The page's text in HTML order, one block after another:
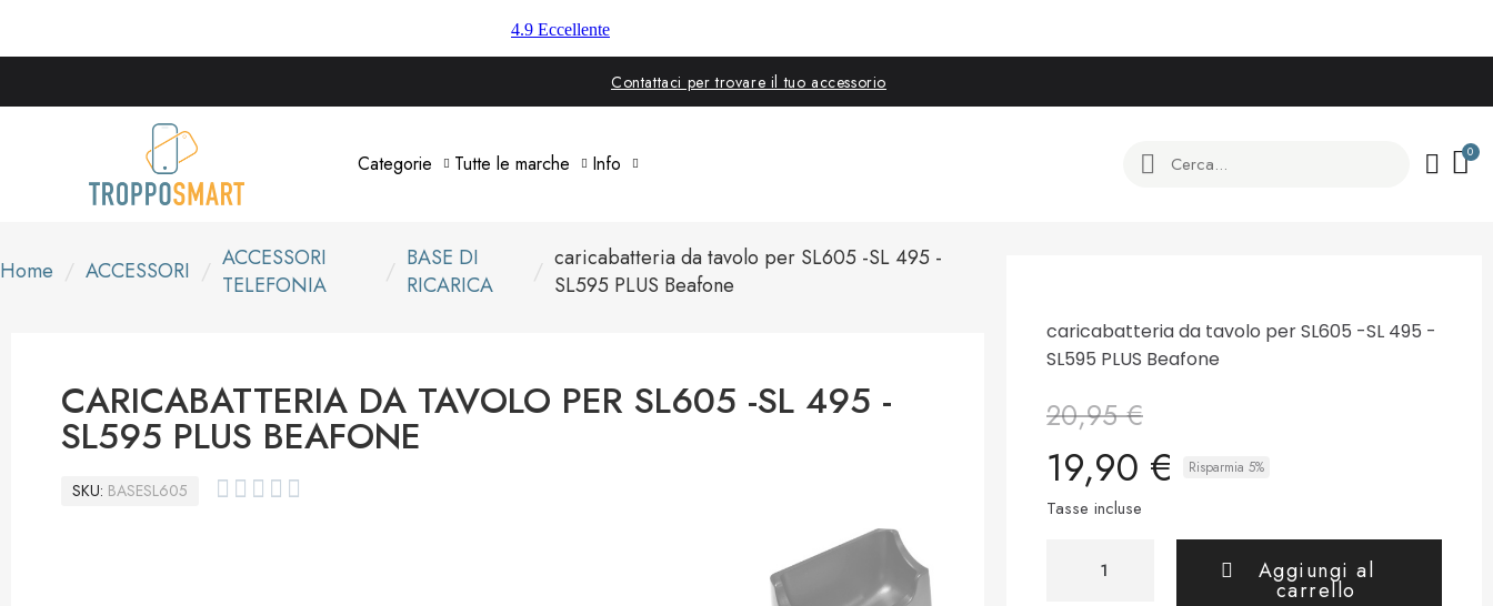
Contattaci per trovare il tuo accessorio
Categorie Tutte le marche Info
Home ACCESSORI
ACCESSORI
TELEFONIA
BASE DI
RICARICA
caricabatteria da tavolo per SL605 -SL 495 -
SL595 PLUS Beafone
CARICABATTERIA DA TAVOLO PER SL605 -SL 495 -
SL595 PLUS BEAFONE
SKU BASESL605     
caricabatteria da tavolo per SL605 -SL 495 -
SL595 PLUS Beafone
20,95 €
19,90 € Risparmia 5%
Tasse incluse
Aggiungi al
carrello